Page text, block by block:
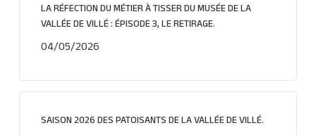
LA RÉFECTION DU MÉTIER À TISSER DU MUSÉE DE LA
VALLÉE DE VILLÉ : ÉPISODE 3, LE RETIRAGE.
04/05/2026
SAISON 2026 DES PATOISANTS DE LA VALLÉE DE VILLÉ.